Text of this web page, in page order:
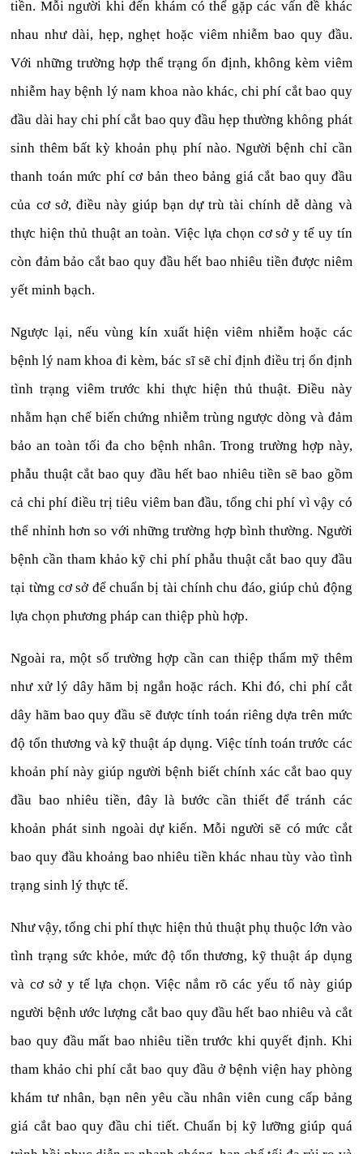
tiền. Mỗi người khi đến khám có thể gặp các vấn đề khác
nhau như dài, hẹp, nghẹt hoặc viêm nhiễm bao quy đầu.
Với những trường hợp thể trạng ổn định, không kèm viêm
nhiễm hay bệnh lý nam khoa nào khác, chi phí cắt bao quy
đầu dài hay chi phí cắt bao quy đầu hẹp thường không phát
sinh thêm bất kỳ khoản phụ phí nào. Người bệnh chỉ cần
thanh toán mức phí cơ bản theo bảng giá cắt bao quy đầu
của cơ sở, điều này giúp bạn dự trù tài chính dễ dàng và
thực hiện thủ thuật an toàn. Việc lựa chọn cơ sở y tế uy tín
còn đảm bảo cắt bao quy đầu hết bao nhiêu tiền được niêm
yết minh bạch.
Ngược lại, nếu vùng kín xuất hiện viêm nhiễm hoặc các
bệnh lý nam khoa đi kèm, bác sĩ sẽ chỉ định điều trị ổn định
tình trạng viêm trước khi thực hiện thủ thuật. Điều này
nhằm hạn chế biến chứng nhiễm trùng ngược dòng và đảm
bảo an toàn tối đa cho bệnh nhân. Trong trường hợp này,
phẫu thuật cắt bao quy đầu hết bao nhiêu tiền sẽ bao gồm
cả chi phí điều trị tiêu viêm ban đầu, tổng chi phí vì vậy có
thể nhỉnh hơn so với những trường hợp bình thường. Người
bệnh cần tham khảo kỹ chi phí phẫu thuật cắt bao quy đầu
tại từng cơ sở để chuẩn bị tài chính chu đáo, giúp chủ động
lựa chọn phương pháp can thiệp phù hợp.
Ngoài ra, một số trường hợp cần can thiệp thẩm mỹ thêm
như xử lý dây hãm bị ngắn hoặc rách. Khi đó, chi phí cắt
dây hãm bao quy đầu sẽ được tính toán riêng dựa trên mức
độ tổn thương và kỹ thuật áp dụng. Việc tính toán trước các
khoản phí này giúp người bệnh biết chính xác cắt bao quy
đầu bao nhiêu tiền, đây là bước cần thiết để tránh các
khoản phát sinh ngoài dự kiến. Mỗi người sẽ có mức cắt
bao quy đầu khoảng bao nhiêu tiền khác nhau tùy vào tình
trạng sinh lý thực tế.
Như vậy, tổng chi phí thực hiện thủ thuật phụ thuộc lớn vào
tình trạng sức khỏe, mức độ tổn thương, kỹ thuật áp dụng
và cơ sở y tế lựa chọn. Việc nắm rõ các yếu tố này giúp
người bệnh ước lượng cắt bao quy đầu hết bao nhiêu và cắt
bao quy đầu mất bao nhiêu tiền trước khi quyết định. Khi
tham khảo chi phí cắt bao quy đầu ở bệnh viện hay phòng
khám tư nhân, bạn nên yêu cầu nhân viên cung cấp bảng
giá cắt bao quy đầu chi tiết. Chuẩn bị kỹ lưỡng giúp quá